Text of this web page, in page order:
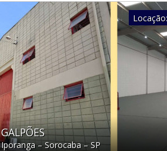
GALPÕES
Iporanga–Sorocaba– SP
Locação: